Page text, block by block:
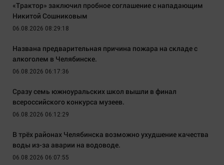
«Трактор» заключил пробное соглашение с нападающим
Никитой Сошниковым
06.08.2026 08:29:18
Названа предварительная причина пожара на складе с
алкоголем в Челябинске.
06.08.2026 06:17:36
Сразу семь южноуральских школ вышли в финал
всероссийского конкурса музеев.
06.08.2026 06:12:29
В трёх районах Челябинска возможно ухудшение качества
воды из-за аварии на водоводе.
06.08.2026 06:07:55